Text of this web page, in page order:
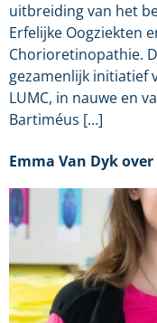
uitbreiding van het
Erfelijke Oogziekten
Chorioretinopathie.
gezamenlijk initiatief
LUMC, in nauwe en
Bartiméus […]
Emma Van Dyk